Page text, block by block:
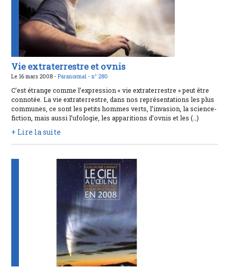
Vie extraterrestre et ovnis
Le 16 mars 2008 -Paranormal -n° 280
C’est étrange comme l’expression « vie extraterrestre » peut être
connotée. La vie extraterrestre, dans nos représentations les plus
communes, ce sont les petits hommes verts, l’invasion, la science-
fiction, mais aussi l’ufologie, les apparitions d’ovnis et les (…)
+ Lire la suite